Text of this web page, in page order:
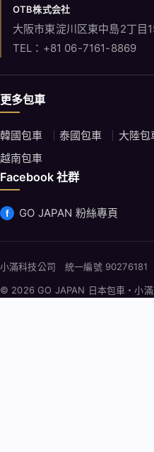
OTB株式会社
大阪市東淀川区東中島2丁目
TEL：+81 06-7161-8869
更多包車
韓國包車 泰國包車 大陸包
越南包車
Facebook 社群
GO JAPAN 粉絲專頁
小滿科技公司 統一編號
© 2026 GO JAPAN 日本包車・小滿